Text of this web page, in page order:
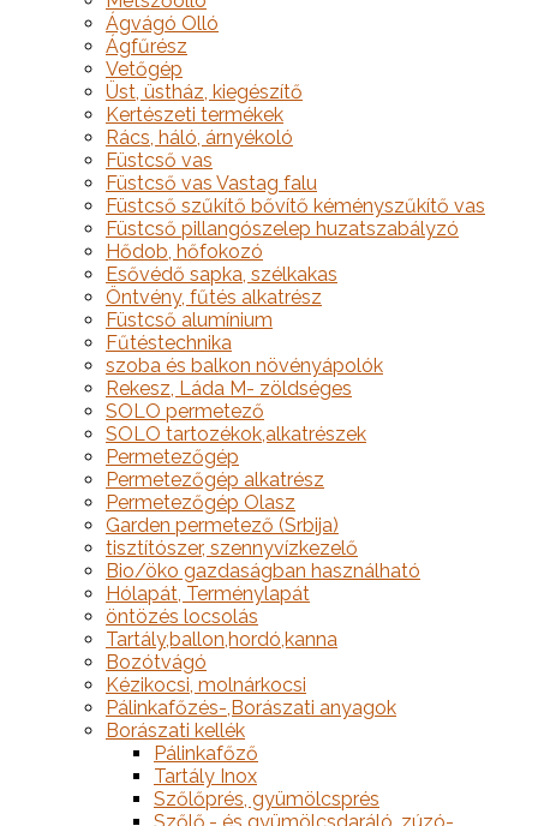
Ágvágó Olló
Ágfűrész
Vetőgép
Üst, üstház, kiegészítő
Kertészeti termékek
Rács, háló, árnyékoló
Füstcső vas
Füstcső vas Vastag falu
Füstcső szűkítő bővítő kéményszűkítő vas
Füstcső pillangószelep huzatszabályzó
Hődob, hőfokozó
Esővédő sapka, szélkakas
Öntvény, fűtés alkatrész
Füstcső alumínium
Fűtéstechnika
szoba és balkon növényápolók
Rekesz, Láda M- zöldséges
SOLO permetező
SOLO tartozékok,alkatrészek
Permetezőgép
Permetezőgép alkatrész
Permetezőgép Olasz
Garden permetező (Srbija)
tisztítószer, szennyvízkezelő
Bio/öko gazdaságban használható
Hólapát, Terménylapát
öntözés locsolás
Tartály,ballon,hordó,kanna
Bozótvágó
Kézikocsi, molnárkocsi
Pálinkafőzés-,Borászati anyagok
Borászati kellék
Pálinkafőző
Tartály Inox
Szőlőprés, gyümölcsprés
Szőlő,- és gyümölcsdaráló, zúzó-